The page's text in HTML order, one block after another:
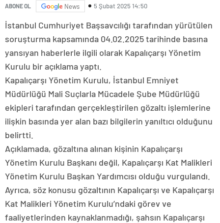
ABONE OL News 5 Şubat 2025 14:50
İstanbul Cumhuriyet Başsavcılığı tarafından yürütülen
soruşturma kapsamında 04.02.2025 tarihinde basına
yansıyan haberlerle ilgili olarak Kapalıçarşı Yönetim
Kurulu bir açıklama yaptı.
Kapalıçarşı Yönetim Kurulu, İstanbul Emniyet
Müdürlüğü Mali Suçlarla Mücadele Şube Müdürlüğü
ekipleri tarafından gerçekleştirilen gözaltı işlemlerine
ilişkin basında yer alan bazı bilgilerin yanıltıcı olduğunu
belirtti.
Açıklamada, gözaltına alınan kişinin Kapalıçarşı
Yönetim Kurulu Başkanı değil, Kapalıçarşı Kat Malikleri
Yönetim Kurulu Başkan Yardımcısı olduğu vurgulandı.
Ayrıca, söz konusu gözaltının Kapalıçarşı ve Kapalıçarşı
Kat Malikleri Yönetim Kurulu’ndaki görev ve
faaliyetlerinden kaynaklanmadığı, şahsın Kapalıçarşı